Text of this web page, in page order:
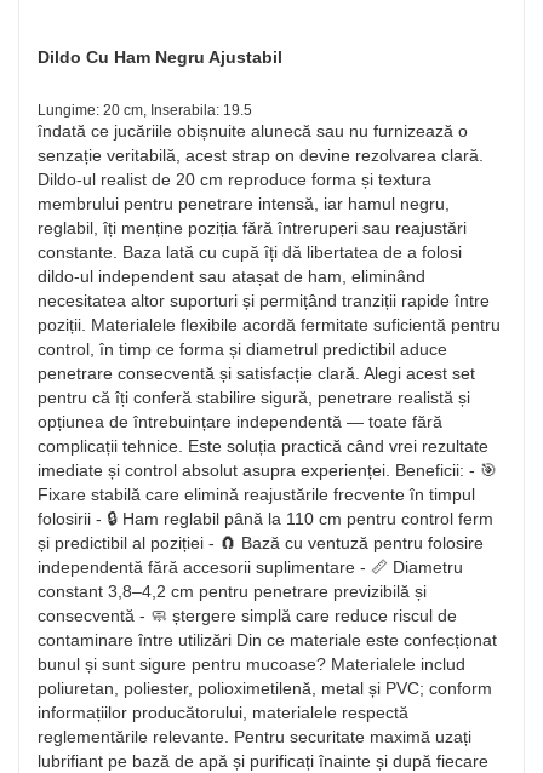
Dildo Cu Ham Negru Ajustabil
Lungime: 20 cm, Inserabila: 19.5
îndată ce jucăriile obișnuite alunecă sau nu furnizează o
senzație veritabilă, acest strap on devine rezolvarea clară.
Dildo-ul realist de 20 cm reproduce forma și textura
membrului pentru penetrare intensă, iar hamul negru,
reglabil, îți menține poziția fără întreruperi sau reajustări
constante. Baza lată cu cupă îți dă libertatea de a folosi
dildo-ul independent sau atașat de ham, eliminând
necesitatea altor suporturi și permițând tranziții rapide între
poziții. Materialele flexibile acordă fermitate suficientă pentru
control, în timp ce forma și diametrul predictibil aduce
penetrare consecventă și satisfacție clară. Alegi acest set
pentru că îți conferă stabilire sigură, penetrare realistă și
opțiunea de întrebuințare independentă — toate fără
complicații tehnice. Este soluția practică când vrei rezultate
imediate și control absolut asupra experienței. Beneficii: - 🎯
Fixare stabilă care elimină reajustările frecvente în timpul
folosirii - 🔒 Ham reglabil până la 110 cm pentru control ferm
și predictibil al poziției - 🧲 Bază cu ventuză pentru folosire
independentă fără accesorii suplimentare - 📏 Diametru
constant 3,8–4,2 cm pentru penetrare previzibilă și
consecventă - 🧼 ștergere simplă care reduce riscul de
contaminare între utilizări Din ce materiale este confecționat
bunul și sunt sigure pentru mucoase? Materialele includ
poliuretan, poliester, polioximetilenă, metal și PVC; conform
informațiilor producătorului, materialele respectă
reglementările relevante. Pentru securitate maximă uzați
lubrifiant pe bază de apă și purificați înainte și după fiecare